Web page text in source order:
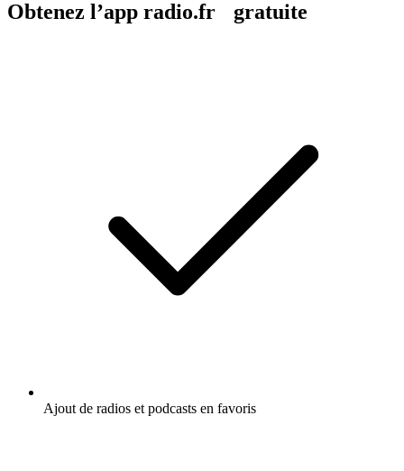
Obtenez l’app radio.fr gratuite
Ajout de radios et podcasts en favoris